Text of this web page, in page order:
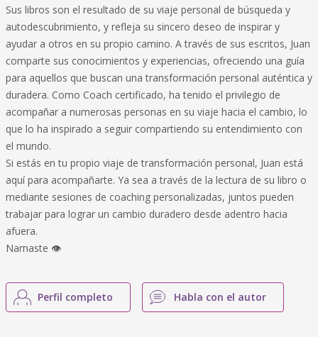
Sus libros son el resultado de su viaje personal de búsqueda y
autodescubrimiento, y refleja su sincero deseo de inspirar y
ayudar a otros en su propio camino. A través de sus escritos, Juan
comparte sus conocimientos y experiencias, ofreciendo una guía
para aquellos que buscan una transformación personal auténtica y
duradera. Como Coach certificado, ha tenido el privilegio de
acompañar a numerosas personas en su viaje hacia el cambio, lo
que lo ha inspirado a seguir compartiendo su entendimiento con
el mundo.
Si estás en tu propio viaje de transformación personal, Juan está
aquí para acompañarte. Ya sea a través de la lectura de su libro o
mediante sesiones de coaching personalizadas, juntos pueden
trabajar para lograr un cambio duradero desde adentro hacia
afuera.
Namaste 👁
Perfil completo Habla con el autor